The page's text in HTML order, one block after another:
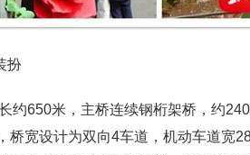
扮
约650米，主桥连续钢桁架桥，约
桥宽设计为双向4车道，机动车道宽